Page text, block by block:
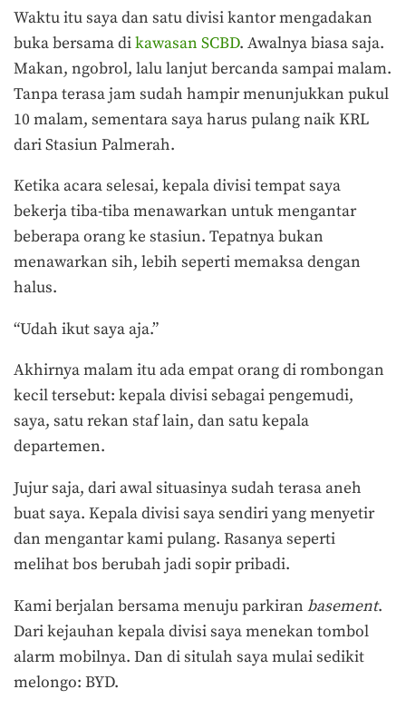
Waktu itu saya dan satu divisi kantor mengadakan
buka bersama dikawasan SCBD. Awalnya biasa saja.
Makan, ngobrol, lalu lanjut bercanda sampai malam.
Tanpa terasa jam sudah hampir menunjukkan pukul
10 malam, sementara saya harus pulang naik KRL
dari Stasiun Palmerah.
Ketika acara selesai, kepala divisi tempat saya
bekerja tiba-tiba menawarkan untuk mengantar
beberapa orang ke stasiun. Tepatnya bukan
menawarkan sih, lebih seperti memaksa dengan
halus.
“Udah ikut saya aja.”
Akhirnya malam itu ada empat orang di rombongan
kecil tersebut: kepala divisi sebagai pengemudi,
saya, satu rekan staf lain, dan satu kepala
departemen.
Jujur saja, dari awal situasinya sudah terasa aneh
buat saya. Kepala divisi saya sendiri yang menyetir
dan mengantar kami pulang. Rasanya seperti
melihat bos berubah jadi sopir pribadi.
Kami berjalan bersama menuju parkiran basement.
Dari kejauhan kepala divisi saya menekan tombol
alarm mobilnya. Dan di situlah saya mulai sedikit
melongo: BYD.